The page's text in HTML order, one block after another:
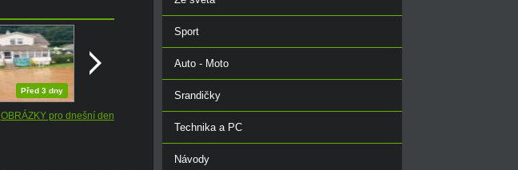
Před 3 dny
OBRÁZKY pro dnešní den
Sport
Auto - Moto
Srandičky
Technika a PC
Návody